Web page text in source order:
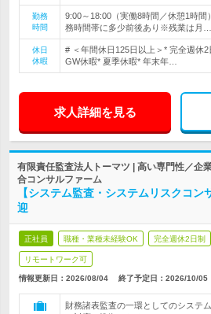
勤務
時間
9:00～18:00（実働8時間／休憩1時
務時間帯に多少前後あり※残業は月…
休日
休暇
# ＜年間休日125日以上＞* 完全週休
GW休暇* 夏季休暇* 年末年…
求人詳細を見る
有限責任監査法人トーマツ | 高い専門性／企
合コンサルファーム
【システム監査・システムリスクコ
迎
正社員 職種・業種未経験OK 完全週休2日制
リモートワーク可
情報更新日：2026/08/04 終了予定日： 2026/10/05
財務諸表監査の一環としてのシステ